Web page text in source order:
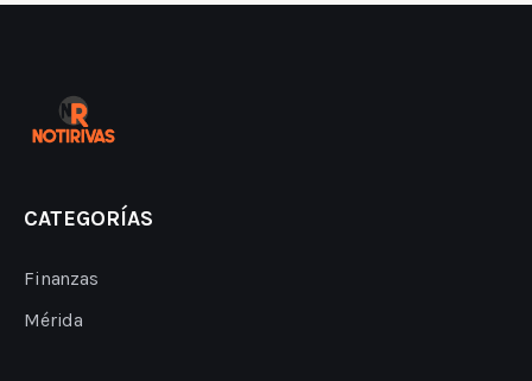
CATEGORÍAS
Finanzas
Mérida